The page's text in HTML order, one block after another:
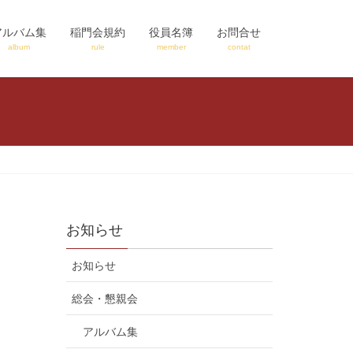
ルバム集
album
稲門会規約
rule
役員名簿
member
お問合せ
contat
お知らせ
お知らせ
総会・懇親会
アルバム集